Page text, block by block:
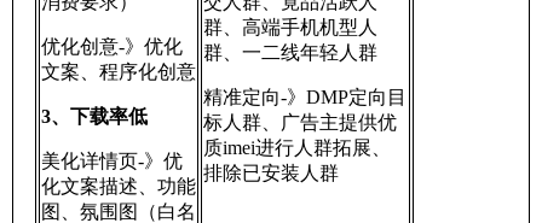
优化创意-》优化
文案、程序化创意
3、下载率低
美化详情页-》优
化文案描述、功能
图、氛围图（白名
群、高端手机机型人
群、一二线年轻人群
精准定向-》DMP定向目
标人群、广告主提供优
质imei进行人群拓展、
排除已安装人群